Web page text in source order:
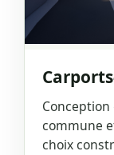
commune
choix